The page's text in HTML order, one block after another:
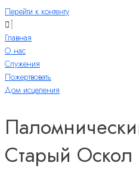
Перейти к контенту
Главная
О нас
Служения
Пожертвовать
Дом исцеления
Старый Оскол